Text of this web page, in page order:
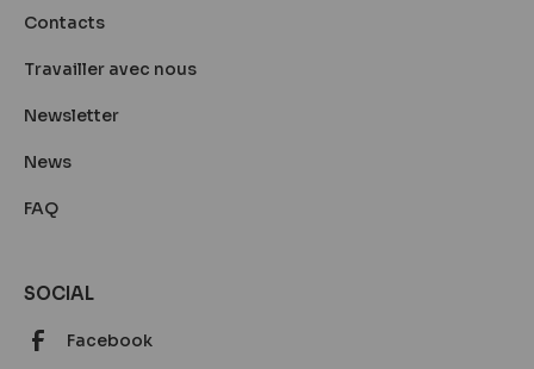
Contacts
Travailler avec nous
Newsletter
News
FAQ
SOCIAL
Facebook